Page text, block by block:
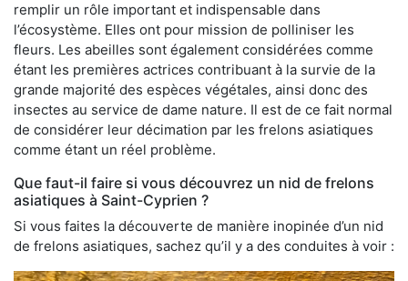
remplir un rôle important et indispensable dans
l’écosystème. Elles ont pour mission de polliniser les
fleurs. Les abeilles sont également considérées comme
étant les premières actrices contribuant à la survie de la
grande majorité des espèces végétales, ainsi donc des
insectes au service de dame nature. Il est de ce fait normal
de considérer leur décimation par les frelons asiatiques
comme étant un réel problème.
Que faut-il faire si vous découvrez un nid de frelons
asiatiques à Saint-Cyprien ?
Si vous faites la découverte de manière inopinée d’un nid
de frelons asiatiques, sachez qu’il y a des conduites à voir :